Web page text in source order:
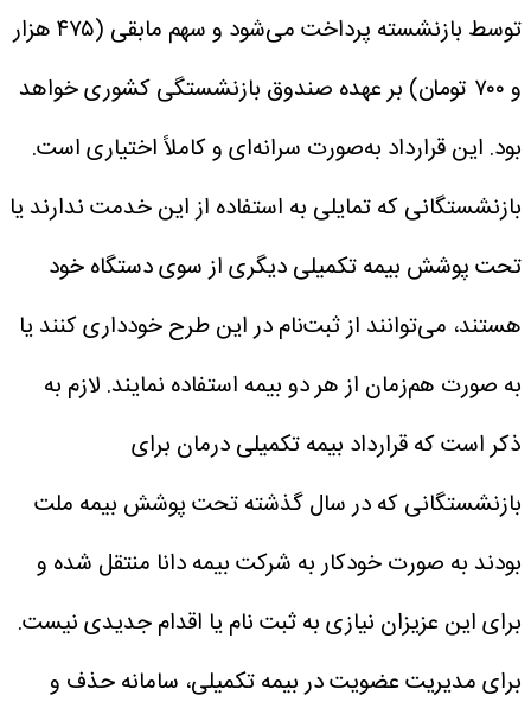
توسط بازنشسته پرداخت می‌شود و سهم مابقی (۴۷۵ هزار
و ۷۰۰ تومان) بر عهده صندوق بازنشستگی کشوری خواهد
بود. این قرارداد به‌صورت سرانه‌ای و کاملاً اختیاری است.
بازنشستگانی که تمایلی به استفاده از این خدمت ندارند یا
تحت پوشش بیمه تکمیلی دیگری از سوی دستگاه خود
هستند، می‌توانند از ثبت‌نام در این طرح خودداری کنند یا
به صورت هم‌زمان از هر دو بیمه استفاده نمایند. لازم به
ذکر است که قرارداد بیمه تکمیلی درمان برای
بازنشستگانی که در سال گذشته تحت پوشش بیمه ملت
بودند به صورت خودکار به شرکت بیمه دانا منتقل شده و
برای این عزیزان نیازی به ثبت نام یا اقدام جدیدی نیست.
برای مدیریت عضویت در بیمه تکمیلی، سامانه حذف و